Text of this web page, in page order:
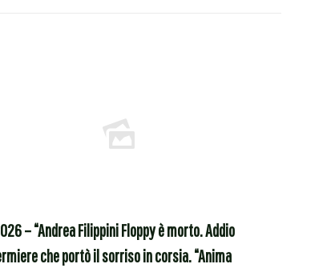
– “Andrea Filippini Floppy è morto. Addio
che portò il sorriso in corsia. “Anima